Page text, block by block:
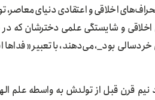
اخلاقی و اعتقادی دنیای
و شایستگی علمی دخترشان که
بود_، می‌دهند، با تعبیر «فداها
نیم قرن قبل از تولدش به واسطه علم